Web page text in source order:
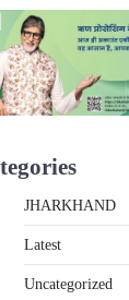
JHARKHAND
Latest
Uncategorized